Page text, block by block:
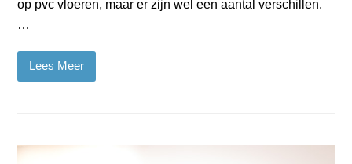
op pvc vloeren, maar er zijn wel een aantal verschillen.
…
Lees Meer